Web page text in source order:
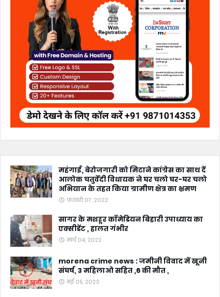
महंगाई, बेरोजगारी को मिटाने कांग्रेस का साथ दें
आलोक चतुर्वेदी विधायक ने घर चलो घर-घर चलो
अभियान के तहत किया ग्रामीण क्षेत्र का भ्रमण
फ़रवरी 07, 2022
सागर के मशहूर कॉमेडियन बिहारी उपाध्याय का
एक्सीडेंट , हालत गंभीर
मार्च 04, 2022
morena crime news : जमीनी विवाद में खूनी
संघर्ष, 3 महिलाओ सहित ,6 की मौत ,
मई 05, 2023